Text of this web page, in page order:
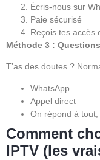
Écris-nous sur
Paie sécurisé
Reçois tes accès
Méthode 3 : Questions
T’as des doutes ?
WhatsApp
Appel direct
On répond à
Comment
IPTV (les